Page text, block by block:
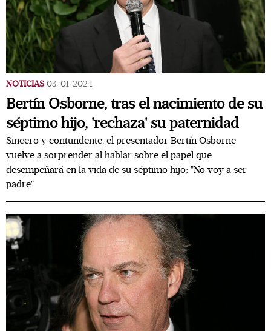
NOTICIAS 03/01/2024
Bertín Osborne, tras el nacimiento de su
séptimo hijo, 'rechaza' su paternidad
Sincero y contundente, el presentador Bertín Osborne
vuelve a sorprender al hablar sobre el papel que
desempeñará en la vida de su séptimo hijo; "No voy a ser
padre"